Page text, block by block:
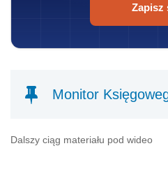
Zapisz
Monitor
Dalszy ciąg materiału pod wideo